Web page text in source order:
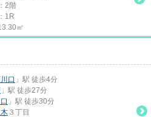
2階
1R
㎡
口 」駅 徒歩4分
」駅 徒歩27分
」駅 徒歩30分
３丁目